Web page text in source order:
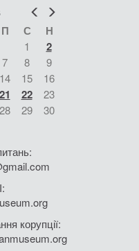
Попер
П С Н
1 2
7 8
9
14 15
16
21 22
23
28 29
30
корупції: